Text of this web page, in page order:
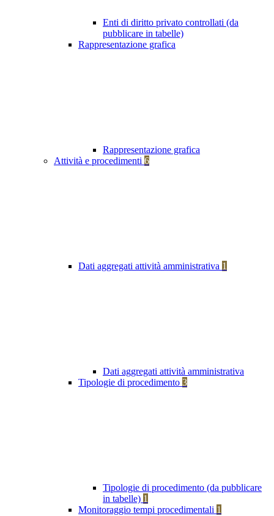
Enti di diritto privato controllati (da
pubblicare in tabelle)
Rappresentazione grafica
Rappresentazione grafica
Attività e procedimenti 6
Dati aggregati attività amministrativa 1
Dati aggregati attività amministrativa
Tipologie di procedimento 3
Tipologie di procedimento (da pubblicare
in tabelle) 1
Monitoraggio tempi procedimentali 1